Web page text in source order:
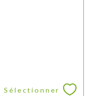
Sélectionner